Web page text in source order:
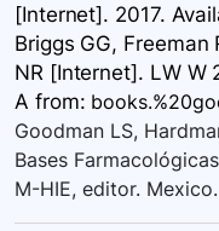
[Internet]. 2017.
Briggs GG, Freeman
NR [Internet]. LW W
A from:
Goodman LS,
Bases
M-HIE, editor. Mexico.